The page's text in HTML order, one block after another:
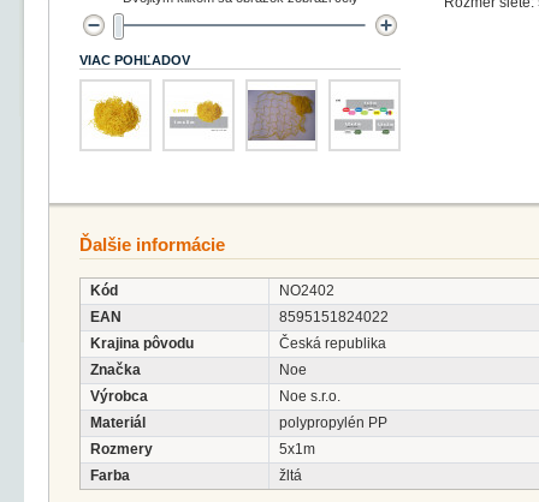
VIAC POHĽADOV
Ďalšie informácie
Kód
NO2402
EAN
8595151824022
Krajina pôvodu
Česká republika
Značka
Noe
Výrobca
Noe s.r.o.
Materiál
polypropylén PP
Rozmery
5x1m
Farba
žltá